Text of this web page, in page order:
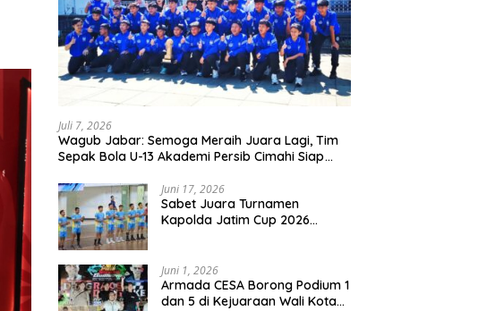
Juli 7, 2026
Wagub Jabar: Semoga Meraih Juara Lagi, Tim
Sepak Bola U-13 Akademi Persib Cimahi Siap
Juni 17, 2026
Sabet Juara Turnamen
Kapolda Jatim Cup 2026
Membanggakan
Juni 1, 2026
Armada CESA Borong Podium 1
dan 5 di Kejuaraan Wali Kota